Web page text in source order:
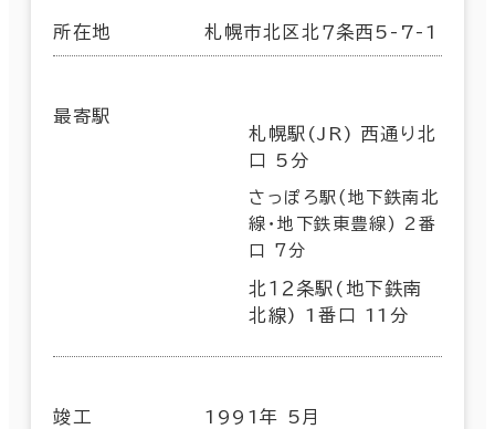
所在地 札幌市北区北７条西5-7-1
最寄駅
札幌駅(JR) 西通り北
口 5分
さっぽろ駅(地下鉄南北
線･地下鉄東豊線) 2番
口 7分
北１２条駅(地下鉄南
北線) 1番口 11分
竣工 1991年 5月